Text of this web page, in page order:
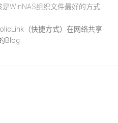
WinNAS组织文件最好的方式
（快捷方式）在网络共享
Blog